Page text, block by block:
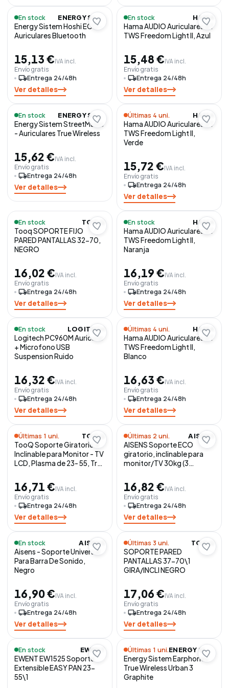
En stock ENERGY SISTEM
Energy Sistem Hoshi ECO -
Auriculares Bluetooth
15,13 €IVA incl.
Envío gratis
local_shippingEntrega 24/48h
Ver detalles
En stock HAMA
Hama AUDIO Auriculares BT
TWS Freedom Light II, Azul
15,48 €IVA incl.
Envío gratis
local_shippingEntrega 24/48h
Ver detalles
En stock ENERGY SISTEM
Energy Sistem StreetMusic
- Auriculares True Wireless
15,62 €IVA incl.
Envío gratis
local_shippingEntrega 24/48h
Ver detalles
Últimas 4 uni. HAMA
Hama AUDIO Auriculares BT
TWS Freedom Light II,
Verde
15,72 €IVA incl.
Envío gratis
local_shippingEntrega 24/48h
Ver detalles
En stock TOOQ
Tooq SOPORTE FIJO
PARED PANTALLAS 32-70,
NEGRO
16,02 €IVA incl.
Envío gratis
local_shippingEntrega 24/48h
Ver detalles
En stock HAMA
Hama AUDIO Auriculares BT
TWS Freedom Light II,
Naranja
16,19 €IVA incl.
Envío gratis
local_shippingEntrega 24/48h
Ver detalles
En stock LOGITECH
Logitech PC960M Auricular
+ Microfono USB
Suspension Ruido
16,32 €IVA incl.
Envío gratis
local_shippingEntrega 24/48h
Ver detalles
Últimas 4 uni. HAMA
Hama AUDIO Auriculares BT
TWS Freedom Light II,
Blanco
16,63 €IVA incl.
Envío gratis
local_shippingEntrega 24/48h
Ver detalles
Últimas 1 uni. TOOQ
TooQ Soporte Giratorio e
Inclinable para Monitor - TV
LCD, Plasma de 23- 55, Tres
16,71 €IVA incl.
Envío gratis
local_shippingEntrega 24/48h
Ver detalles
Últimas 2 uni. AISENS
AISENS Soporte ECO
giratorio, inclinable para
monitor/TV 30kg (3
16,82 €IVA incl.
Envío gratis
local_shippingEntrega 24/48h
Ver detalles
En stock AISENS
Aisens - Soporte Universal
Para Barra De Sonido,
Negro
16,90 €IVA incl.
Envío gratis
local_shippingEntrega 24/48h
Ver detalles
Últimas 3 uni. TOOQ
SOPORTE PARED
PANTALLAS 37-70\1
GIRA/INCLI NEGRO
17,06 €IVA incl.
Envío gratis
local_shippingEntrega 24/48h
Ver detalles
En stock EWENT
EWENT EW1525 Soporte
Extensible EASY PAN 23-
55\1
Últimas 1 uni. ENERGY SISTEM
Energy Sistem Earphones
True Wireless Urban 3
Graphite